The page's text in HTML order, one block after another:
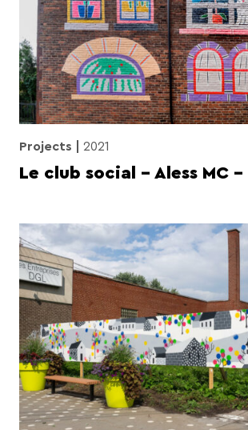
Projects 2021
Le club social – Aless MC